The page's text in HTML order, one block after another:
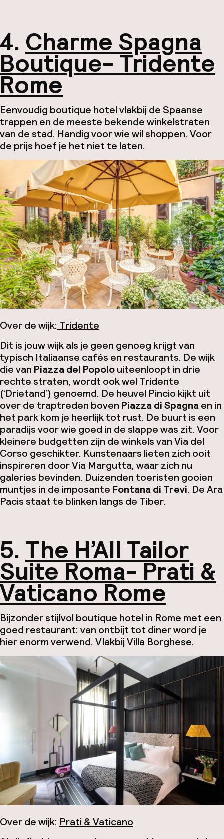
4. Charme Spagna
Boutique- Tridente
Rome
Eenvoudig boutique hotel vlakbij de Spaanse
trappen en de meeste bekende winkelstraten
van de stad. Handig voor wie wil shoppen. Voor
de prijs hoef je het niet te laten.
Over de wijk: Tridente
Dit is jouw wijk als je geen genoeg krijgt van
typisch Italiaanse cafés en restaurants. De wijk
die van Piazza del Popolouiteenloopt in drie
rechte straten, wordt ook wel Tridente
(‘Drietand’) genoemd. De heuvel Pincio kijkt uit
over de traptreden boven Piazza di Spagnaen in
het park kom je heerlijk tot rust. De buurt is een
paradijs voor wie goed in de slappe was zit. Voor
kleinere budgetten zijn de winkels van Via del
Corso geschikter. Kunstenaars lieten zich ooit
inspireren door Via Margutta, waar zich nu
galeries bevinden. Duizenden toeristen gooien
muntjes in de imposante Fontana di Trevi. De Ara
Pacis staat te blinken langs de Tiber.
5. The H’All Tailor
Suite Roma- Prati &
Vaticano Rome
Bijzonder stijlvol boutique hotel in Rome met een
goed restaurant: van ontbijt tot diner word je
hier enorm verwend. Vlakbij Villa Borghese.
Over de wijk: Prati & Vaticano